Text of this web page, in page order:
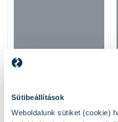
Sütibeállítások
Weboldalunk sütiket (cookie)